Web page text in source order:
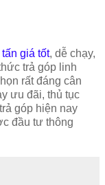
giá tốt, dễ chạy,
trả góp linh
rất đáng cân
ưu đãi, thủ tục
góp hiện nay
đầu tư thông